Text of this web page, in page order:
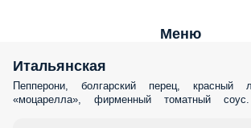
Меню
Итальянская
Пепперони, болгарский перец, красный лук,
«моцарелла», фирменный томатный соус.